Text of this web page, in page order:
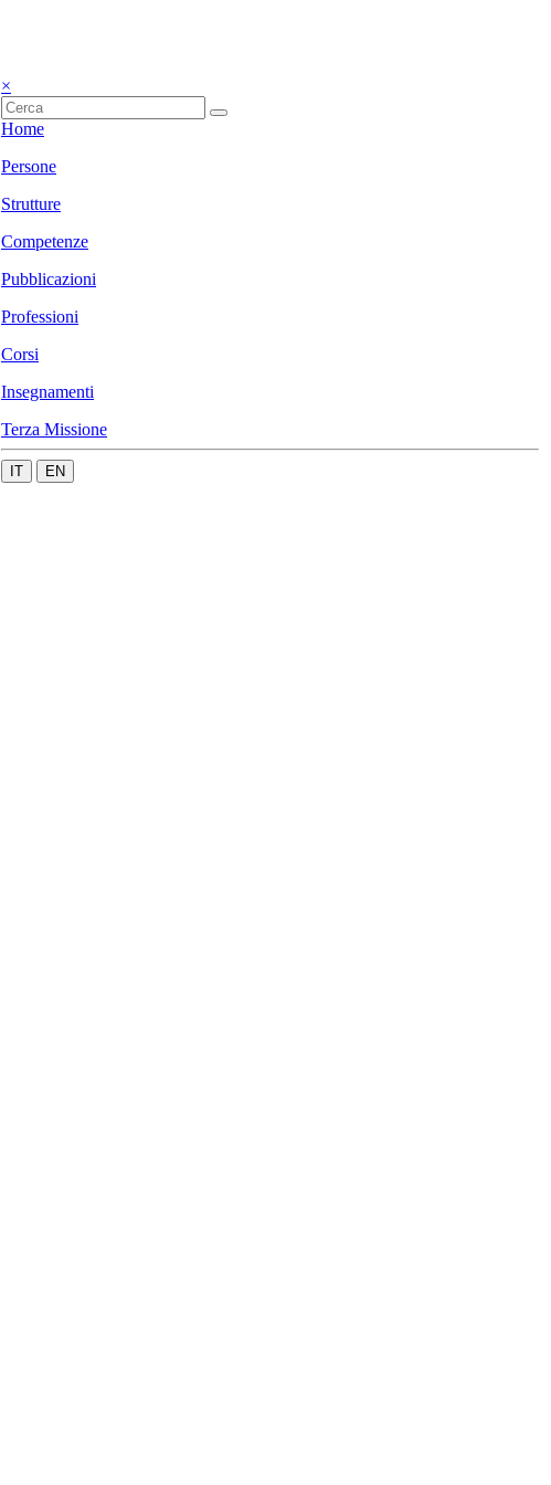
×
Home
Persone
Strutture
Competenze
Pubblicazioni
Professioni
Corsi
Insegnamenti
Terza Missione
IT EN